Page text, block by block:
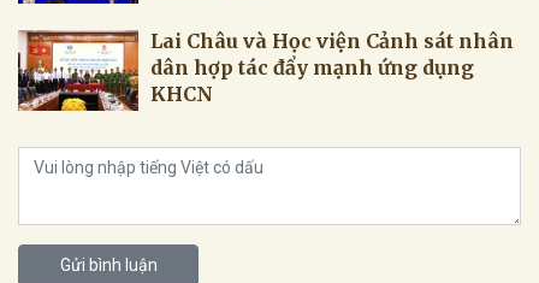
Lai Châu và Học viện Cảnh sát nhân
dân hợp tác đẩy mạnh ứng dụng
KHCN
Gửi bình luận